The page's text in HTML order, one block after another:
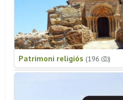
Patrimoni religiós (196 )